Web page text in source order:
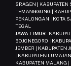
SRAGEN | KABUPATEN
TEMANGGUNG |
PEKALONGAN | KOTA
TEGAL
JAWA TIMUR :
BOJONEGORO |
JEMBER | KABUPATEN
| KABUPATEN
KABUPATEN MALANG |